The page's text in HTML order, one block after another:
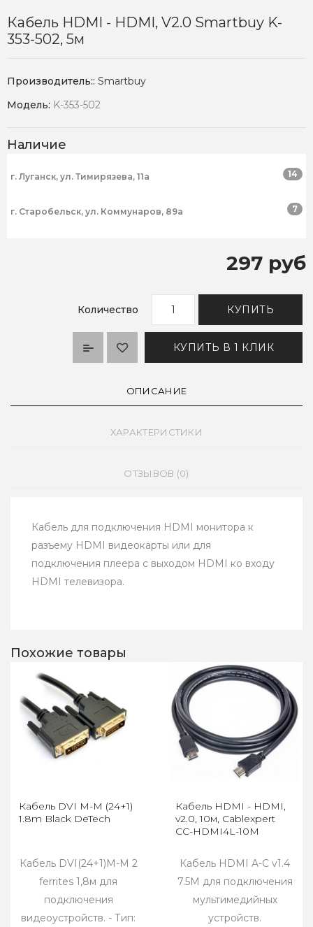
Кабель HDMI - HDMI, V2.0 Smartbuy K-
353-502, 5м
Производитель:: Smartbuy
Модель: K-353-502
Наличие
г. Луганск, ул. Тимирязева, 11а 14
г. Старобельск, ул. Коммунаров, 89а 7
297 руб
Количество КУПИТЬ
КУПИТЬ В 1 КЛИК
ОПИСАНИЕ
ХАРАКТЕРИСТИКИ
ОТЗЫВОВ (0)
Кабель для подключения HDMI монитора к
разъему HDMI видеокарты или для
подключения плеера с выходом HDMI ко входу
HDMI телевизора.
Похожие товары
Кабель DVI M-M (24+1)
1.8m Black DeTech
Кабель DVI(24+1)M-M 2
ferrites 1,8м для
подключения
видеоустройств. - Тип:
Кабель HDMI - HDMI,
v2.0, 10м, Cablexpert
CC-HDMI4L-10M
Кабель HDMI A-C v1.4
7.5M для подключения
мультимедийных
устройств.